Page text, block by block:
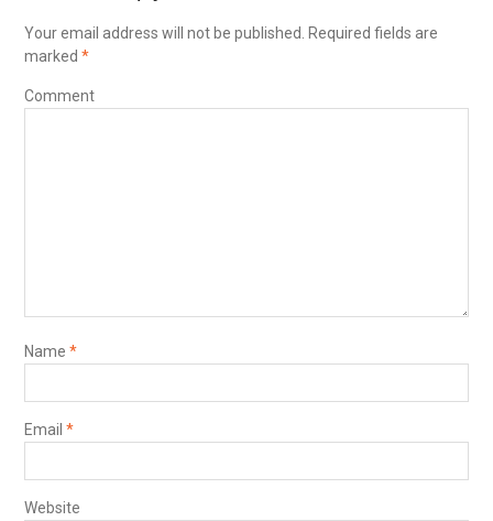
Your email address will not be published.
Required fields are
marked *
Comment
Name *
Email *
Website